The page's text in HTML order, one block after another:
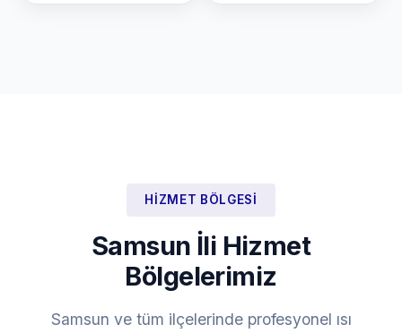
HIZMET BÖLGESI
Samsun İli Hizmet
Bölgelerimiz
Samsun ve tüm ilçelerinde profesyonel ısı